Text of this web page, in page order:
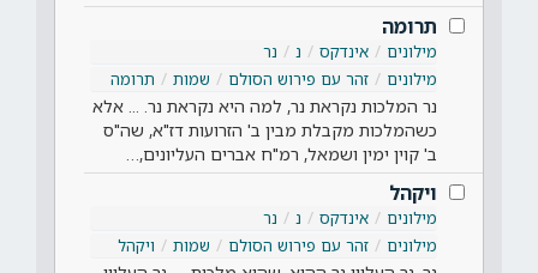
תרומה
מילונים אינדקס נ
נר
מילונים
זהר עם פירוש הסולם שמות תרומה
נר המלכות נקראת נר, למה היא נקראת נר. ... אלא
כשהמלכות מקבלת מבין ב' הזרועות דז"א, שה"ס
ב' קוין ימין ושמאל, רמ"ח אברים העליונים,…
ויקהל
מילונים אינדקס נ
נר
מילונים
זהר עם פירוש הסולם שמות ויקהל